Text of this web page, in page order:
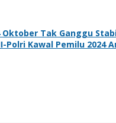
Tak Ganggu
Polri Kawal Pemilu 2024